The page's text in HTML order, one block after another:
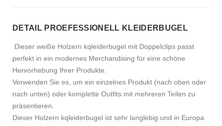
DETAIL PROEFESSIONELL KLEIDERBUGEL
Dieser weiße Holzern kqleiderbugel mit Doppelclips passt
perfekt in ein modernes Merchandising für eine schöne
Hervorhebung Ihrer Produkte.
Verwenden Sie es, um ein einzelnes Produkt (nach oben oder
nach unten) oder komplette Outfits mit mehreren Teilen zu
präsentieren.
Dieser Holzern kqleiderbugel ist sehr langlebig und in Europa